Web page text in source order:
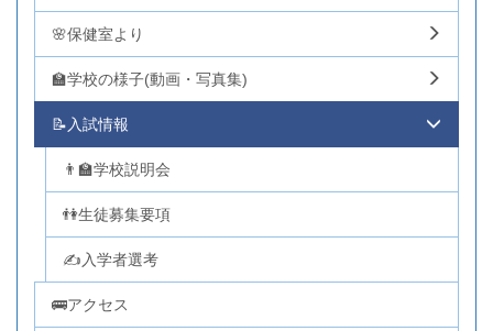
🌸保健室より
🏫学校の様子(動画・写真集)
📝入試情報
👨‍🏫学校説明会
👫生徒募集要項
✍入学者選考
🚌アクセス